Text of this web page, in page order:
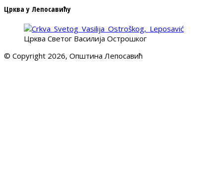
Црква у Лепосавићу
Црква Светог Василија Острошког
© Copyright 2026, Општина Лепосавић